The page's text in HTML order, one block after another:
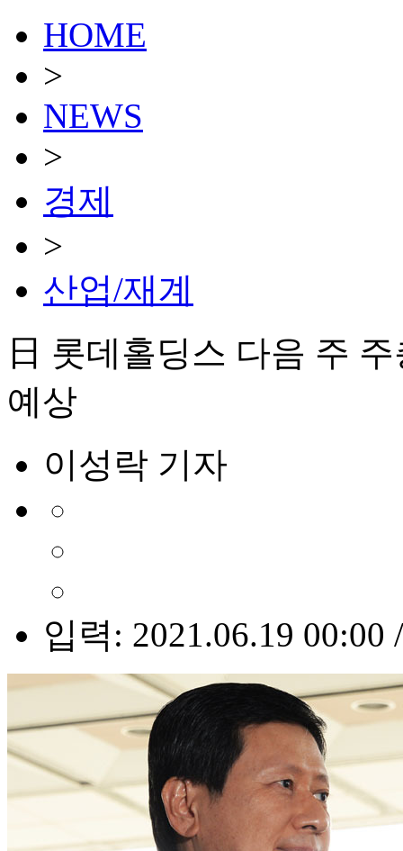
HOME
>
NEWS
>
경제
>
산업/재계
日 롯데홀딩스 다음 주
예상
이성락 기자
입력: 2021.06.19 00:00